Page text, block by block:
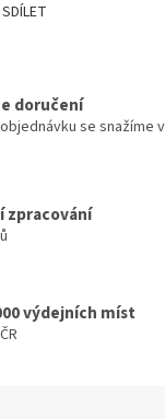
SDÍLET
doručení
se snažíme
zpracování
výdejních míst